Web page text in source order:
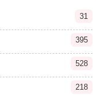
31
395
528
218